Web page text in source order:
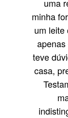
uma
minha
um leite
teve
casa,